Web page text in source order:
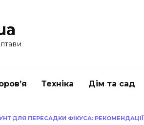
Техніка Дім та сад
ДЛЯ ПЕРЕСАДКИ ФІКУСА: РЕКОМЕНДАЦІЇ